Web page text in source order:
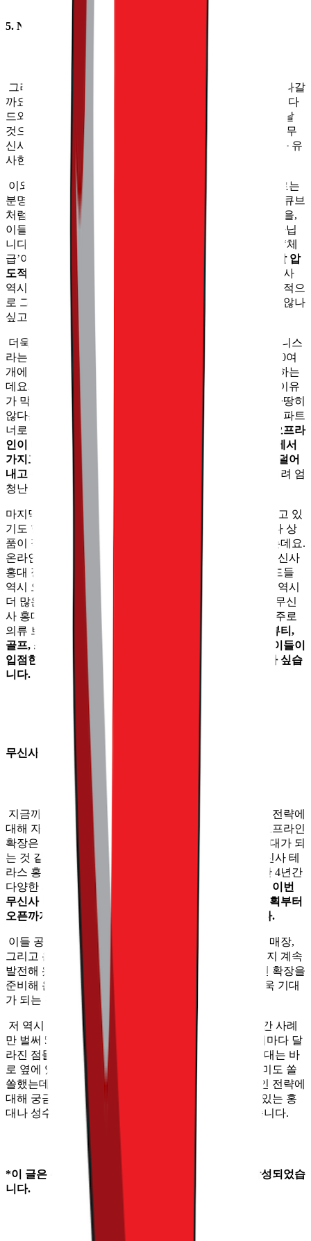
5. Next: 무신사 백화점을 기대하며
그러면 앞으로 무신사 플래그십 스토어는 어떻게 변모해 나갈
까요? 아마 이번 기자 간담회에서 밝힌 것처럼 무신사 스탠다
드와 달리 무신사 플래그십 스토어 매장 수가 급격히 늘어날
것으로 보이진 않습니다. 다만, 서두에서 언급했던 것처럼 무
신사 플래그십 스토어는 앞으로 미래에는 현재의 백화점과 유
사한 형태로 발전해 나가지 않을까 싶은데요.
이와 같이 예측하는 이유는, 우선 현재의 매장 규모 만으로는
분명 한계가 있기 때문입니다. 과거 롯데백화점이 만든 엘큐브
처럼, 젊은 고객들이 좋아하는 브랜드를 모은 소규모 매장을,
이들이 많이 모이는 도심에 내는 시도가 아예 없었던 건 아닙
니다. 하지만 이들이 고객을 끊임없이 모으기에는 부족한 ‘체
급’이 발목을 잡았는데요.
최근 뜨는 오프라인 공간은 정말 압
도적이거나 혹은 아주 고유하거나 둘 중 하나입니다.
무신사
역시 로컬을 강조하며 고유성을 입히고 있긴 하지만, 기본적으
로 그 이름값을 감당하려면 결국 대형화로 나아가야 하지 않나
싶고요.
더욱이 무신사 오프라인은 온라인 기반으로 시작한 비즈니스
라는 점에서 더욱 그러합니다. 이번 무신사 홍대에는 8,000여
개에 달하는 무신사 입점 브랜드 중 150개가 입점했다고 하는
데요. 보통 리테일 업계에선 큰 매장을 만들기 쉽지 않은 이유
가 막대한 투자가 필요하기도 하지만요. 채울 콘텐츠가 마땅히
않다는 점도 한몫합니다. 그래서 과거부터 대형 업체들을 파트
너로 모집하기 위해 애써왔던 거고요.
반면에 무신사는 오프라
인이 다 담을 수 없을 정도로 거대한 매장을 이미 온라인에서
가지고 있기 때문에, 오프라인 공간을 만들 때마다, 이를 덜어
내고 선별하는 것이 오히려 고민이었습니다.
따라서 오히려 엄
청난 잠재력을 가지고 있습니다.
마지막으로 이러한 방향성을 고객과 브랜드 모두가 원하고 있
기도 합니다. 실제 무신사 홍대를 돌아다니면서, 생각보다 상
품이 적다며 아쉬워하는 고객의 목소리를 들을 수 있었는데요.
온라인 무신사 스토어를 기억하는 이들에게는 여전히 무신사
홍대 정도로는 갈증을 느끼고 있는 겁니다. 여기에 브랜드들
역시 오프라인 접점을 더 많이 만들고 싶어 하기에, 이들 역시
더 많은 기회가 주어지기를 원하고 있습니다. 특히 이번 무신
사 홍대는 감도가 있는 신진 브랜드 위주로 선별하면서, 주로
의류 브랜드들이 입점했다고 하는데요.
무신사 내에서 뷰티,
골프, 스포츠 등 전문관 영역의 비중 역시 큰 만큼, 향후 이들이
입점한다면 자연스레 백화점과 같은 구성이 되지 않을까 싶습
니다.
무신사, 진심이라 더 기대됩니다
지금까지 무신사 홍대를 중심으로, 무신사의 오프라인 전략에
대해 자세히 이야기 나눠 봤는데요. 이러한 무신사의 오프라인
확장은 하루아침에 이뤄진 것이 아니라 더욱 무섭고 기대가 되
는 것 같습니다. 무신사가 첫 오프라인 공간이었던, 무신사 테
라스 홍대를 오픈한 것이 무려 2019년입니다. 그리고 만 4년간
다양한 시도를 하면서 경험과 역량을 축적해 왔는데요. 이번
무신사 홍대를 비롯한 무신사 플래그십 스토어 역시 기획부터
오픈까지 1년이란 상당히 긴 시간을 준비했다고 합니다.
이들 공간의 목적 역시, 팝업에서 시작하여 PB 브랜드 매장,
그리고 온라인 스토어를 그대로 옮긴 현재의 편집샵까지 계속
발전해 왔는데요. 이렇듯 긴 호흡에서 천천히 오프라인 확장을
준비해 온 만큼, 오프라인 확장 원년이 될 2024년이 더욱 기대
가 되는 것 같습니다.
저 역시 오늘로써, 무신사, 그리고 29CM 오프라인 공간 사례
만 벌써 5번째로 협업을 진행하고 있는데요. 방문할 때마다 달
라진 점들을 느낄 수 있었습니다. 특히 이번 무신사 홍대는 바
로 옆에 있는 무신사 스탠다드 홍대와 비교해 보는 재미도 쏠
쏠했는데요. 오늘 콘텐츠를 보시고, 무신사의 오프라인 전략에
대해 궁금한 점이 생기셨다면, 무신사 공간들이 몰려 있는 홍
대나 성수에 주말 간 방문해 보시는 것도 좋을 것 같습니다.
*이 글은 무신사로부터 소정의 원고료를 지원받고 작성되었습
니다.